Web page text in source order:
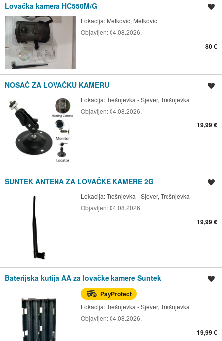
Lovačka kamera HC550M/G
Lokacija: Metković, Metković
Objavljen:04.08.2026.
80 €
NOSAČ ZA LOVAČKU KAMERU
Lokacija:Trešnjevka - Sjever, Trešnjevka
Objavljen:04.08.2026.
19,99 €
SUNTEK ANTENA ZA LOVAČKE KAMERE 2G
Lokacija:Trešnjevka - Sjever, Trešnjevka
Objavljen:04.08.2026.
19,99 €
Baterijska kutija AA za lovačke kamere Suntek
PayProtect
Lokacija:Trešnjevka - Sjever, Trešnjevka
Objavljen:04.08.2026.
19,99 €